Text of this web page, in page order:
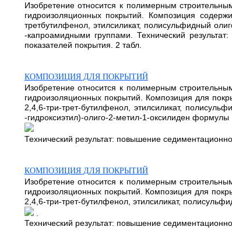
Изобретение относится к полимерным
гидроизоляционных покрытий. Композиция
третбутилфенол, этилсиликат, полисульфидный
-капроамидными группами. Технический
показателей покрытия. 2 табл.
КОМПОЗИЦИЯ ДЛЯ ПОКРЫТИЙ
Изобретение относится к полимерным
гидроизоляционных покрытий. Композиция для
2,4,6-три-трет-бутилфенол, этилсиликат,
-гидроксиэтил)-олиго-2-метил-1-оксилиден формулы
Технический результат: повышение
КОМПОЗИЦИЯ ДЛЯ ПОКРЫТИЙ
Изобретение относится к полимерным
гидроизоляционных покрытий. Композиция для
2,4,6-три-трет-бутилфенол, этилсиликат,
.
Технический результат: повышение